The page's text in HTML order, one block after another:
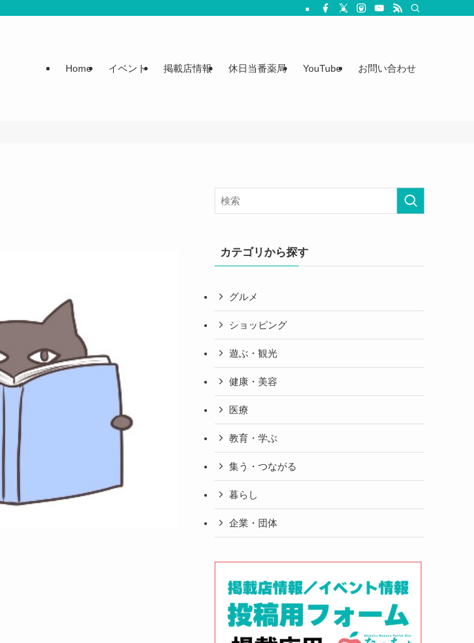
Home イベント 掲載店情報 休日当番薬局 YouTube お問い合わせ
カテゴリから探す
グルメ
ショッピング
遊ぶ・観光
健康・美容
医療
教育・学ぶ
集う・つながる
暮らし
企業・団体